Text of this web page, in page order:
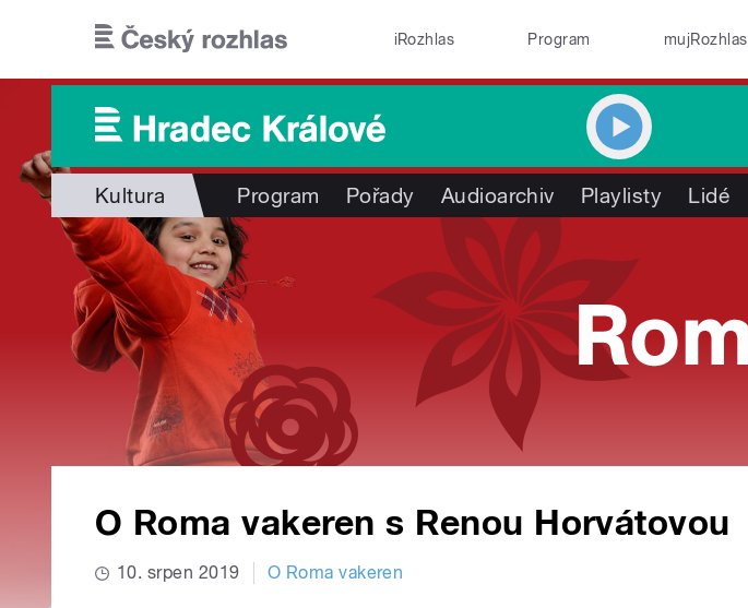
iRozhlas Program mujRozhlas
Kultura Program Pořady Audioarchiv Playlisty Lidé
O Roma vakeren s Renou Horvátovou
10. srpen 2019 O Roma vakeren